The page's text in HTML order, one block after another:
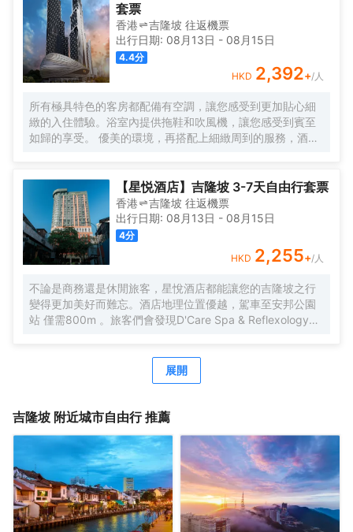
套票
香港 吉隆坡 往返機票
出行日期: 08月13日 - 08月15日
4.4分
HKD 2,392+/人
所有極具特色的客房都配備有空調，讓您感受到更加貼心細
緻的入住體驗。浴室內提供拖鞋和吹風機，讓您感受到賓至
如歸的享受。 優美的環境，再搭配上細緻周到的服務，酒店
【星悦酒店】吉隆坡 3-7天自由行套票
香港 吉隆坡 往返機票
出行日期: 08月13日 - 08月15日
4分
HKD 2,255+/人
不論是商務還是休閒旅客，星悅酒店都能讓您的吉隆坡之行
變得更加美好而難忘。酒店地理位置優越，駕車至安邦公園
站 僅需800m 。旅客們會發現D'Care Spa & Reflexology、
客，酒店還為您提供了瓶裝水。除此之外，配備有拖鞋和24
小時熱水的浴室是您消除一天疲勞的好地方。在空閒的時
自己的房間舒適的用餐，酒店可提供客房服務。若是覺得酒
的香蘭葉蛋奶煎糕、Nobu（日本料理）的Black Cod With
Miso和Restoran Rebung Chef Ismail（東南亞菜）的亞參叻
沙或許能勾起您的食慾。酒店種類繁多的休閒設施能為每一
位下榻於此的您創造多元化的休閒空間，這其中包括按摩室
和室外泳池。酒店的會議廳將熱情的服務與專業的素質完美
地結合在一起。客人如需兌換貨幣，酒店會為您提供外幣兌
展開
吉隆坡 附近城市自由行 推薦